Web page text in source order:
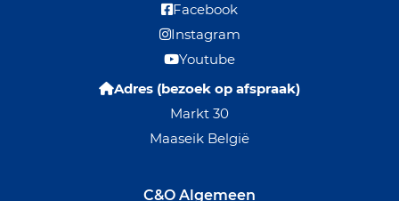
Facebook
Instagram
Youtube
Adres (bezoek op afspraak)
Markt 30
Maaseik België
C&O Algemeen